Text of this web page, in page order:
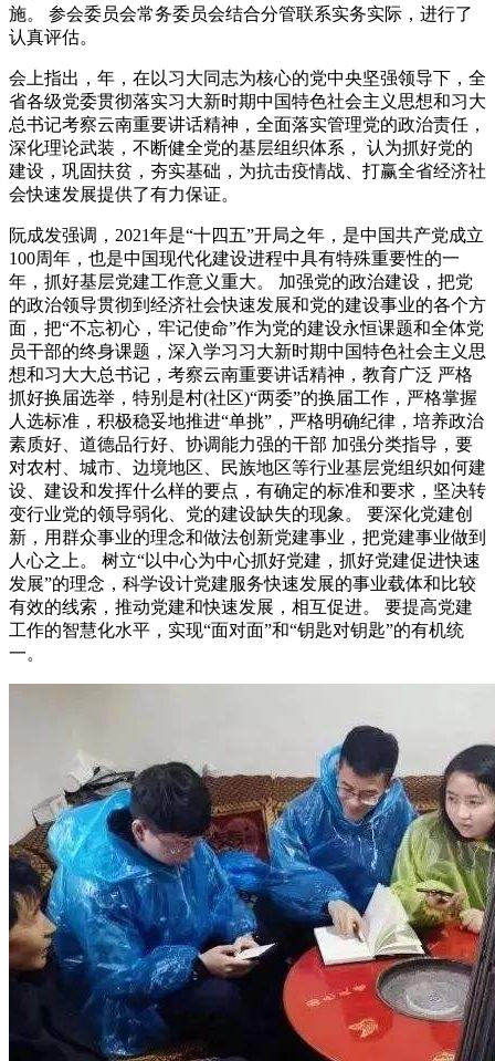
施。 参会委员会常务委员会结合分管联系实务实际，进行了
认真评估。
会上指出，年，在以习大同志为核心的党中央坚强领导下，全
省各级党委贯彻落实习大新时期中国特色社会主义思想和习大
总书记考察云南重要讲话精神，全面落实管理党的政治责任，
深化理论武装，不断健全党的基层组织体系， 认为抓好党的
建设，巩固扶贫，夯实基础，为抗击疫情战、打赢全省经济社
会快速发展提供了有力保证。
阮成发强调，2021年是“十四五”开局之年，是中国共产党成立
100周年，也是中国现代化建设进程中具有特殊重要性的一
年，抓好基层党建工作意义重大。 加强党的政治建设，把党
的政治领导贯彻到经济社会快速发展和党的建设事业的各个方
面，把“不忘初心，牢记使命”作为党的建设永恒课题和全体党
员干部的终身课题，深入学习习大新时期中国特色社会主义思
想和习大大总书记，考察云南重要讲话精神，教育广泛 严格
抓好换届选举，特别是村(社区)“两委”的换届工作，严格掌握
人选标准，积极稳妥地推进“单挑”，严格明确纪律，培养政治
素质好、道德品行好、协调能力强的干部 加强分类指导，要
对农村、城市、边境地区、民族地区等行业基层党组织如何建
设、建设和发挥什么样的要点，有确定的标准和要求，坚决转
变行业党的领导弱化、党的建设缺失的现象。 要深化党建创
新，用群众事业的理念和做法创新党建事业，把党建事业做到
人心之上。 树立“以中心为中心抓好党建，抓好党建促进快速
发展”的理念，科学设计党建服务快速发展的事业载体和比较
有效的线索，推动党建和快速发展，相互促进。 要提高党建
工作的智慧化水平，实现“面对面”和“钥匙对钥匙”的有机统
一。